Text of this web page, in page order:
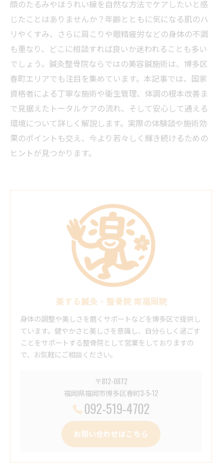
顔のたるみやほうれい線を自然な方法でケアしたいと感
じたことはありませんか？年齢とともに気になる肌のハ
リやくすみ、さらに肩こりや眼精疲労などの身体の不調
も重なり、どこに相談すれば良いか迷われることも多い
でしょう。鍼灸整骨院ならではの美容鍼施術は、博多区
春町エリアでも注目を集めています。本記事では、国家
資格者による丁寧な施術や衛生管理、体調の根本改善ま
で見据えたトータルケアの流れ、そして安心して通える
環境について詳しく解説します。実際の体験談や施術効
果のポイントも交え、今より若々しく輝き続けるための
ヒントが見つかります。
楽する鍼灸・整骨院 南福岡院
身体の調整や美しさを磨くサポートなどを博多区で提供し
ています。健やかさと美しさを意識し、自分らしく過ごす
ことをサポートする整骨院として営業をしておりますの
で、お気軽にご相談ください。
〒812-0872
福岡県福岡市博多区春町3-5-12
092-519-4702
お問い合わせはこちら